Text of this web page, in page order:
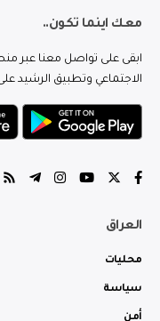
معك اينما تكون..
ابقى على تواصل معنا عبر
الاجتماعي وتطبيق الرشيد
العراق
محليات
سياسة
أمن